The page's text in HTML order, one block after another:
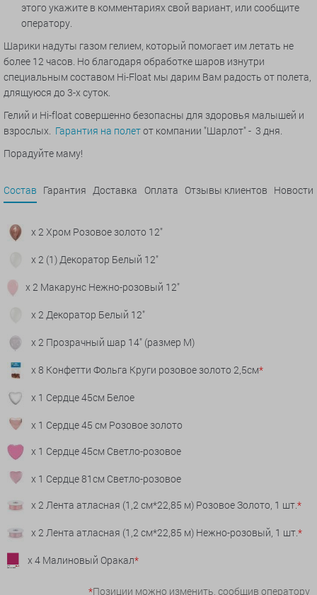
этого укажите в комментариях свой вариант, или сообщите
оператору.
Шарики надуты газом гелием, который помогает им летать не
более 12 часов. Но благодаря обработке шаров изнутри
специальным составом Hi-Float мы дарим Вам радость от полета,
длящуюся до 3-х суток.
Гелий и Hi-float совершенно безопасны для здоровья малышей и
взрослых. Гарантия на полетот компании "Шарлот" - 3 дня.
Порадуйте маму!
Состав Гарантия Доставка Оплата Отзывы клиентов Новости
x 2 Хром Розовое золото 12"
x 2 (1) Декоратор Белый 12"
x 2 Макарунс Нежно-розовый 12"
x 2 Декоратор Белый 12"
x 2 Прозрачный шар 14" (размер М)
x 8 Конфетти Фольга Круги розовое золото 2,5см*
x 1 Сердце 45см Белое
x 1 Сердце 45 см Розовое золото
x 1 Сердце 45см Светло-розовое
x 1 Сердце 81см Светло-розовое
x 2 Лента атласная (1,2 см*22,85 м) Розовое Золото, 1 шт.*
x 2 Лента атласная (1,2 см*22,85 м) Нежно-розовый, 1 шт.*
x 4 Малиновый Оракал*
*Позиции можно изменить, сообщив оператору